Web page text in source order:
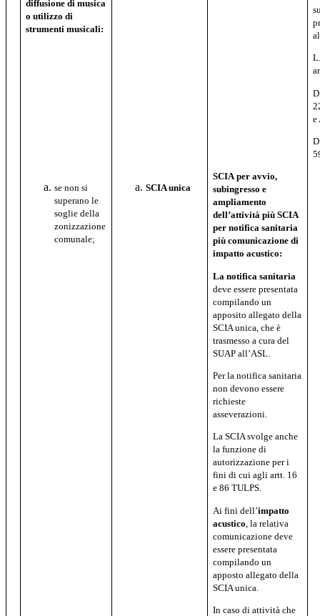
diffusione di musica
o utilizzo di
strumenti musicali:
e
se non si
superano le
soglie della
zonizzazione
comunale;
SCIA unica
SCIA per avvio,
subingresso e
ampliamento
dell’attività più SCIA
per notifica sanitaria
più comunicazione di
impatto acustico:
La notifica sanitaria
deve essere presentata
compilando un
apposito allegato della
SCIA unica, che è
trasmesso a cura del
SUAP all’ASL.
Per la notifica sanitaria
non devono essere
richieste
asseverazioni.
La SCIA svolge anche
la funzione di
autorizzazione per i
fini di cui agli artt. 16
e 86 TULPS.
Ai fini dell’impatto
acustico , la relativa
comunicazione deve
essere presentata
compilando un
apposto allegato della
SCIA unica.
In caso di attività che